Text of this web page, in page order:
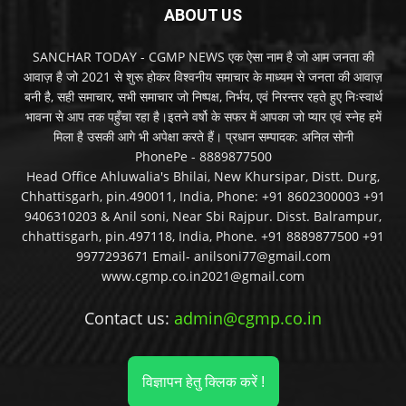
ABOUT US
SANCHAR TODAY - CGMP NEWS एक ऐसा नाम है जो आम जनता की
आवाज़ है जो 2021 से शुरू होकर विश्वनीय समाचार के माध्यम से जनता की आवाज़
बनी है, सही समाचार, सभी समाचार जो निष्पक्ष, निर्भय, एवं निरन्तर रहते हुए निःस्वार्थ
भावना से आप तक पहुँचा रहा है।इतने वर्षो के सफर में आपका जो प्यार एवं स्नेह हमें
मिला है उसकी आगे भी अपेक्षा करते हैं। प्रधान सम्पादक: अनिल सोनी
PhonePe - 8889877500
Head Office Ahluwalia's Bhilai, New Khursipar, Distt. Durg,
Chhattisgarh, pin.490011, India, Phone: +91 8602300003 +91
9406310203 & Anil soni, Near Sbi Rajpur. Disst. Balrampur,
chhattisgarh, pin.497118, India, Phone. +91 8889877500 +91
9977293671 Email- anilsoni77@gmail.com
www.cgmp.co.in2021@gmail.com
Contact us: admin@cgmp.co.in
विज्ञापन हेतु क्लिक करें !